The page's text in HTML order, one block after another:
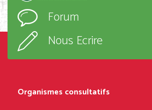
d’enseignement,
type
Forum
Nous Ecrire
Organismes consultatifs